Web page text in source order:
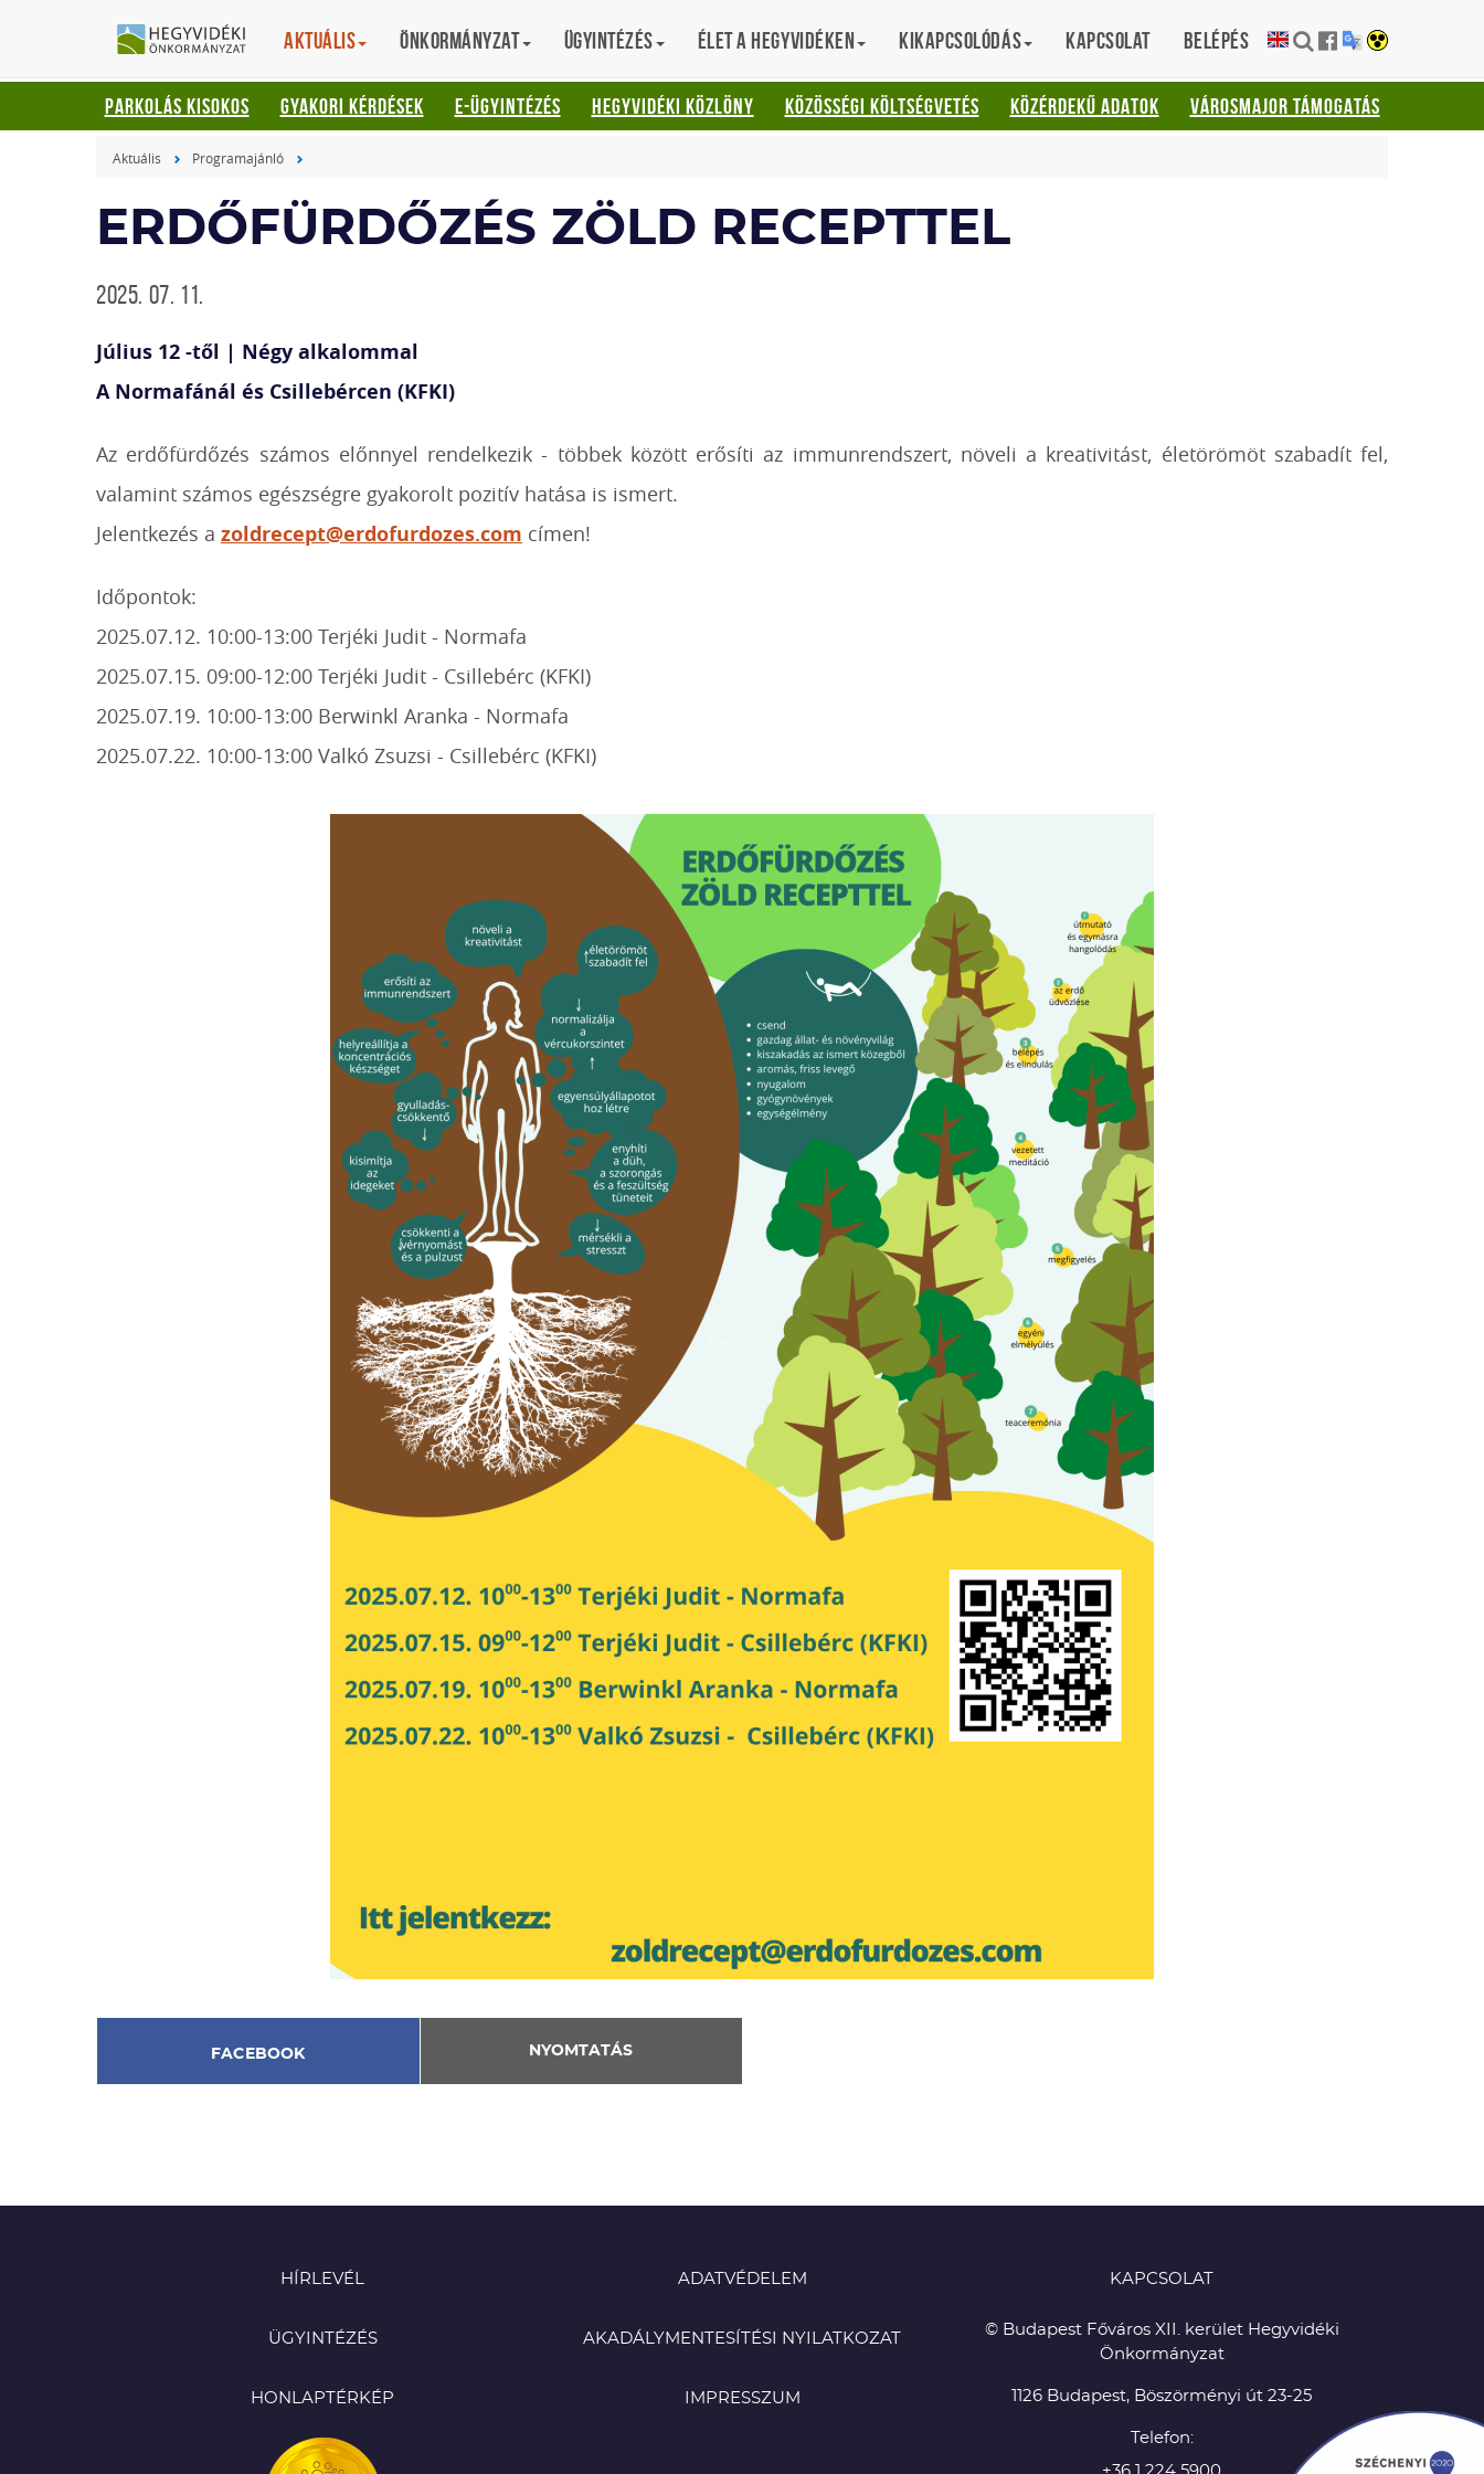
HEGYVIDÉKI
ÖNKORMÁNYZAT
Aktuális Önkormányzat Ügyintézés Élet a hegyvidéken Kikapcsolódás Kapcsolat Belépés
English Translation
PARKOLÁS KISOKOS GYAKORI KÉRDÉSEK E-ÜGYINTÉZÉS HEGYVIDÉKI KÖZLÖNY KÖZÖSSÉGI KÖLTSÉGVETÉS KÖZÉRDEKŰ ADATOK VÁROSMAJOR TÁMOGATÁS
Aktuális Programajánló
ERDŐFÜRDŐZÉS ZÖLD RECEPTTEL
2025. 07. 11.
Július 12 -től | Négy alkalommal
A Normafánál és Csillebércen (KFKI)
Az erdőfürdőzés számos előnnyel rendelkezik - többek között erősíti az immunrendszert, növeli a kreativitást, életörömöt szabadít fel,
valamint számos egészségre gyakorolt pozitív hatása is ismert.
Jelentkezés a zoldrecept@erdofurdozes.com címen!
Időpontok:
2025.07.12. 10:00-13:00 Terjéki Judit - Normafa
2025.07.15. 09:00-12:00 Terjéki Judit - Csillebérc (KFKI)
2025.07.19. 10:00-13:00 Berwinkl Aranka - Normafa
2025.07.22. 10:00-13:00 Valkó Zsuzsi - Csillebérc (KFKI)
FACEBOOK NYOMTATÁS
HÍRLEVÉL
ÜGYINTÉZÉS
HONLAPTÉRKÉP
ADATVÉDELEM
AKADÁLYMENTESÍTÉSI NYILATKOZAT
IMPRESSZUM
KAPCSOLAT
© Budapest Főváros XII. kerület Hegyvidéki
Önkormányzat
1126 Budapest, Böszörményi út 23-25
Telefon: